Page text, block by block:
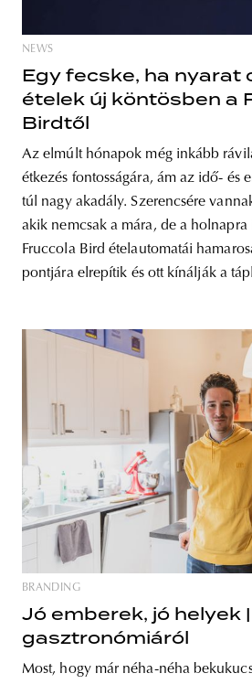
NEWS
Egy fecske, ha nyarat
ételek új köntösben a
Birdtől
Az elmúlt hónapok még inkább
étkezés fontosságára, ám az idő- és
túl nagy akadály. Szerencsére
akik nemcsak a mára, de a
Fruccola Bird ételautomatái
pontjára elrepítik és ott kínálják a
BRANDING
Jó emberek, jó helyek
gasztronómiáról
Most, hogy már néha-néha